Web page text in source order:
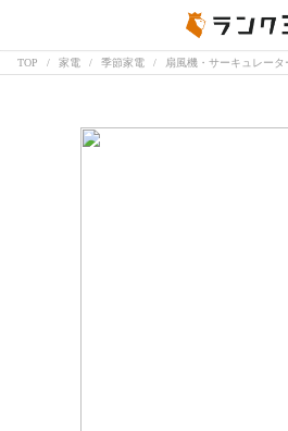
TOP 家電 季節家電 扇風機・サーキュレータ